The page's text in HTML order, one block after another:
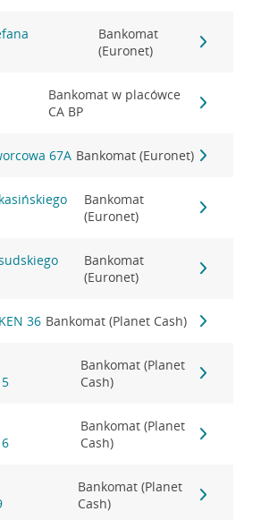
Bankomat
(Euronet)
Bankomat w placówce
CA BP
67A Bankomat (Euronet)
Bankomat
(Euronet)
Bankomat
(Euronet)
36 Bankomat (Planet Cash)
Bankomat (Planet
Cash)
Bankomat (Planet
Cash)
Bankomat (Planet
Cash)